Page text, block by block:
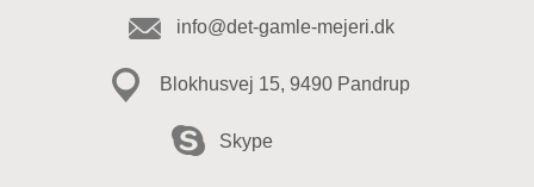
info@det-gamle-mejeri.dk
Blokhusvej 15, 9490 Pandrup
Skype